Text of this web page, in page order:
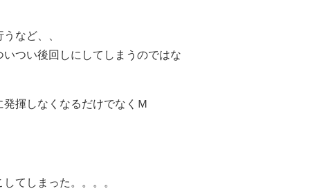
など、、
つい後回しにしてしまうのではな
揮しなくなるだけでなくＭ
てしまった。。。。